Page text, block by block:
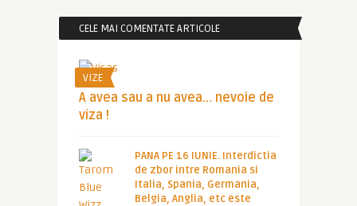
CELE MAI COMENTATE ARTICOLE
VIZE
A avea sau a nu avea… nevoie de
viza !
PANA PE 16 IUNIE. Interdictia
de zbor intre Romania si
Italia, Spania, Germania,
Belgia, Anglia, etc este